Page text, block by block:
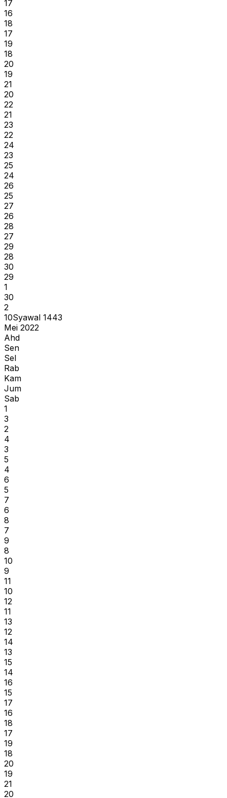
17
16
18
17
19
18
20
19
21
20
22
21
23
22
24
23
25
24
26
25
27
26
28
27
29
28
30
29
1
30
2
10Syawal 1443
Mei 2022
Ahd
Sen
Sel
Rab
Kam
Jum
Sab
1
3
2
4
3
5
4
6
5
7
6
8
7
9
8
10
9
11
10
12
11
13
12
14
13
15
14
16
15
17
16
18
17
19
18
20
19
21
20